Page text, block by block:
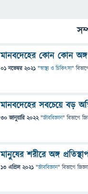
মানবদেহের কোন কোন অঙ্গ
01 নভেম্বর 2021 "স্বাস্থ্য ও চিকিৎসা"
মানবদেহের সবচেয়ে বড়
30 জানুয়ারি 2022 "জীববিজ্ঞান" বিভাগে
মানুষের শরীরে অঙ্গ
13 এপ্রিল 2021 "জীববিজ্ঞান" বিভাগে